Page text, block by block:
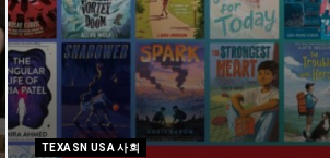
TEXASN USA 사회